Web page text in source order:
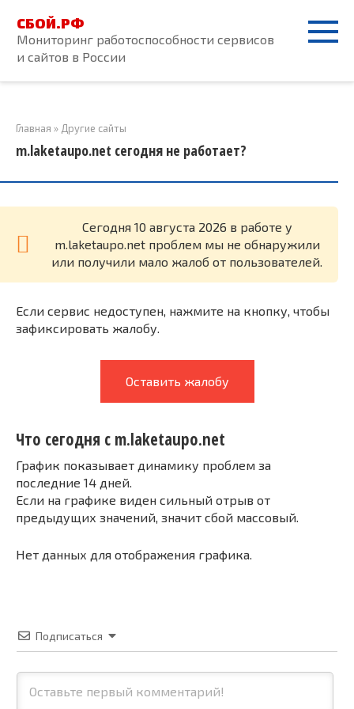
контенту
СБОЙ.РФ
Мониторинг работоспособности сервисов
и сайтов в России
Главная » Другие сайты
m.laketaupo.net сегодня не работает?
Cегодня 10 августа 2026 в работе у
m.laketaupo.net проблем мы не обнаружили
или получили мало жалоб от пользователей.
Если сервис недоступен, нажмите на кнопку, чтобы
зафиксировать жалобу.
Оставить жалобу
Что сегодня с m.laketaupo.net
График показывает динамику проблем за
последние 14 дней.
Если на графике виден сильный отрыв от
предыдущих значений, значит сбой массовый.
Нет данных для отображения графика.
Подписаться